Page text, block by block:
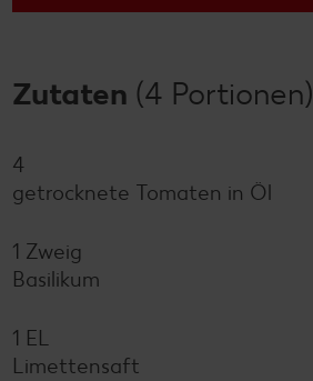
Zutaten (4 Portionen)
4
getrocknete Tomaten in Öl
1 Zweig
Basilikum
1 EL
Limettensaft